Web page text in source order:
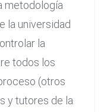
metodología
la universidad
la
todos los
(otros
y tutores de la